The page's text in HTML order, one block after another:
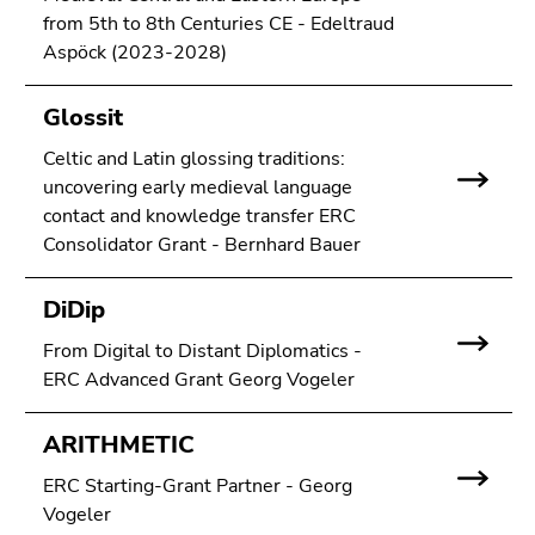
Sie diesen
Link.
Zum
(Zugriffstaste
1)
Zur
Positionsanzeige
(Zugriffstaste
2)
Zur
Hauptnavigation
Zur
Unternavigation
(Zugriffstaste
from 5th to 8th Centuries CE - Edeltraud
Aspöck (2023-2028)
Glossit
Celtic and Latin glossing traditions:
uncovering early medieval language
contact and knowledge transfer ERC
Consolidator Grant - Bernhard Bauer
DiDip
From Digital to Distant Diplomatics -
ERC Advanced Grant Georg Vogeler
ARITHMETIC
ERC Starting-Grant Partner - Georg
Vogeler